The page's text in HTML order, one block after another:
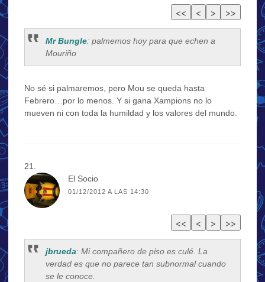
Mr Bungle: palmemos hoy para que echen a
Mouriño
No sé si palmaremos, pero Mou se queda hasta
Febrero…por lo menos. Y si gana Xampions no lo
mueven ni con toda la humildad y los valores del mundo.
El Socio
01/12/2012 A LAS 14:30
jbrueda: Mi compañero de piso es culé. La
verdad es que no parece tan subnormal cuando
se le conoce.